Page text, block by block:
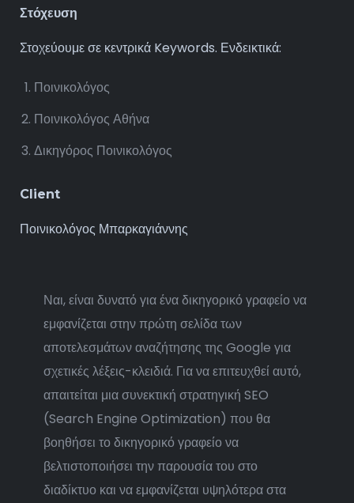
Στόχευση
Στοχεύουμε σε κεντρικά Keywords. Ενδεικτικά:
Ποινικολόγος
Ποινικολόγος Αθήνα
Δικηγόρος Ποινικολόγος
Client
Ποινικολόγος Μπαρκαγιάννης
Ναι, είναι δυνατό για ένα δικηγορικό γραφείο να
εμφανίζεται στην πρώτη σελίδα των
αποτελεσμάτων αναζήτησης της Google για
σχετικές λέξεις-κλειδιά. Για να επιτευχθεί αυτό,
απαιτείται μια συνεκτική στρατηγική SEO
(Search Engine Optimization) που θα
βοηθήσει το δικηγορικό γραφείο να
βελτιστοποιήσει την παρουσία του στο
διαδίκτυο και να εμφανίζεται υψηλότερα στα